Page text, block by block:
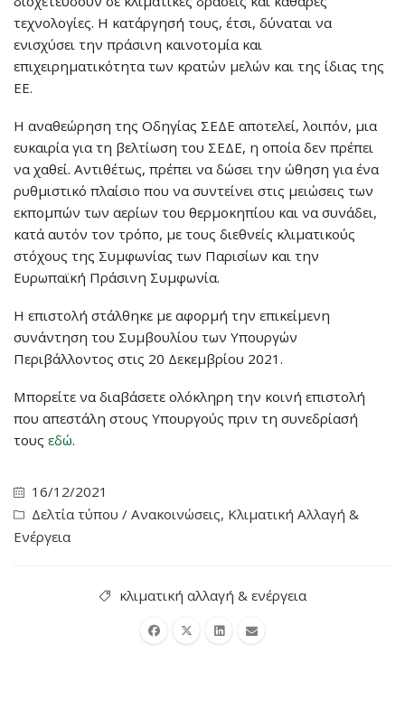
τεχνολογίες. Η κατάργησή τους, έτσι, δύναται να
ενισχύσει την πράσινη καινοτομία και
επιχειρηματικότητα των κρατών μελών και της ίδιας της
ΕΕ.
Η αναθεώρηση της Οδηγίας ΣΕΔΕ αποτελεί, λοιπόν, μια
ευκαιρία για τη βελτίωση του ΣΕΔΕ, η οποία δεν πρέπει
να χαθεί. Αντιθέτως, πρέπει να δώσει την ώθηση για ένα
ρυθμιστικό πλαίσιο που να συντείνει στις μειώσεις των
εκπομπών των αερίων του θερμοκηπίου και να συνάδει,
κατά αυτόν τον τρόπο, με τους διεθνείς κλιματικούς
στόχους της Συμφωνίας των Παρισίων και την
Ευρωπαϊκή Πράσινη Συμφωνία.
Η επιστολή στάλθηκε με αφορμή την επικείμενη
συνάντηση του Συμβουλίου των Υπουργών
Περιβάλλοντος στις 20 Δεκεμβρίου 2021.
Μπορείτε να διαβάσετε ολόκληρη την κοινή επιστολή
που απεστάλη στους Υπουργούς πριν τη συνεδρίασή
τους εδώ.
16/12/2021
Δελτία τύπου / Ανακοινώσεις, Κλιματική Αλλαγή &
Ενέργεια
κλιματική αλλαγή & ενέργεια